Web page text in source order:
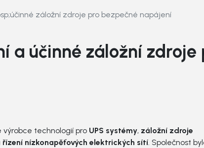
UPFD
Servis UPFD
záložního
Kritická infrastruktura a
záložní zdroje pro bezpečné napájení
a účinné záložní
technologií pro UPS systémy, záložní zdroje
nízkonapěťových elektrických sítí. Společnost